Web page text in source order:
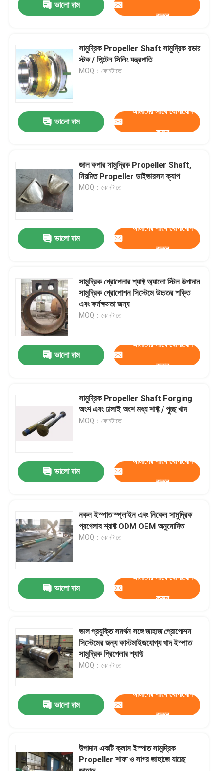
পণ্য
আমাদের সম্পর্কে
কারখানা ভ্রমণ
আমাদের সাথে যোগাযোগ করুন
উদ্ধৃতির জন্য আবেদন
Company News
সামুদ্রিক উইন্ডোজ
ভালো দাম
করুন
সামুদ্রিক Propeller Shaft সামুদ্রিক রডার
স্টক / পিন্টেল সিলিং যন্ত্রপাতি
MOQ：কোনটাতে
ভালো দাম
আমাদের সাথে যোগাযোগ
করুন
জাল কপার সামুদ্রিক Propeller Shaft,
নিয়মিত Propeller ডাইভারসন ক্যাপ
MOQ：কোনটাতে
ভালো দাম
আমাদের সাথে যোগাযোগ
করুন
সামুদ্রিক প্রোপেলার শ্যাফ্ট অ্যালো স্টিল উপাদান
সামুদ্রিক প্রোপোশন সিস্টেমে উচ্চতর শক্তি
এবং কর্মক্ষমতা জন্য
MOQ：কোনটাতে
ভালো দাম
আমাদের সাথে যোগাযোগ
করুন
সামুদ্রিক Propeller Shaft Forging
অংশ এবং ঢালাই অংশ মধ্য শাফ্ট / পুচ্ছ খাদ
MOQ：কোনটাতে
ভালো দাম
আমাদের সাথে যোগাযোগ
করুন
নকল ইস্পাত স্প্লাইন এবং নিকেল সামুদ্রিক
প্রপেলার শ্যাফ্ট ODM OEM অনুমোদিত
MOQ：কোনটাতে
ভালো দাম
আমাদের সাথে যোগাযোগ
করুন
ভাল প্রযুক্তি সমর্থন সঙ্গে জাহাজ প্রোপোশন
সিস্টেমের জন্য কাস্টমাইজযোগ্য খাদ ইস্পাত
সামুদ্রিক প্রিপেলার শ্যাফ্ট
MOQ：কোনটাতে
ভালো দাম
আমাদের সাথে যোগাযোগ
করুন
উপাদান একটি ক্লাস ইস্পাত সামুদ্রিক
Propeller শাফা ও সাগর জাহাজে যাচ্ছে